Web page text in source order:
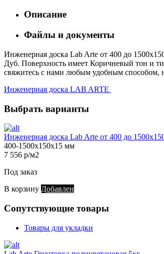
Описание
Файлы и документы
Инженерная доска Lab Arte от 400 до
Дуб. Поверхность имеет Коричневый тон и
свяжитесь с нами любым удобным способом,
Инженерная доска LAB ARTE
Выбрать варианты
Инженерная доска Lab Arte от 400 до
400-1500х150х15 мм
7 556 р/м2
Под заказ
В корзину Добавлен
Сопутствующие товары
Товары для укладки